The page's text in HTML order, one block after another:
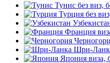
Тунис без виз,
Турция без
Франция
Шри-
Япония виза,